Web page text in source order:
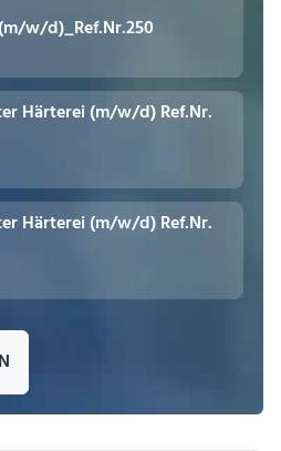
w/d)_Ref.Nr.250
Härterei (m/w/d) Ref.Nr.
Härterei (m/w/d) Ref.Nr.